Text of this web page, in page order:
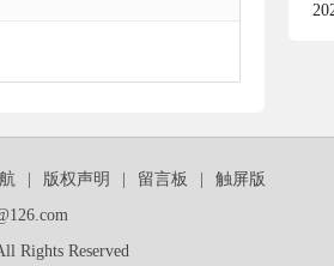
版权声明 留言板
触屏版
Rights Reserved